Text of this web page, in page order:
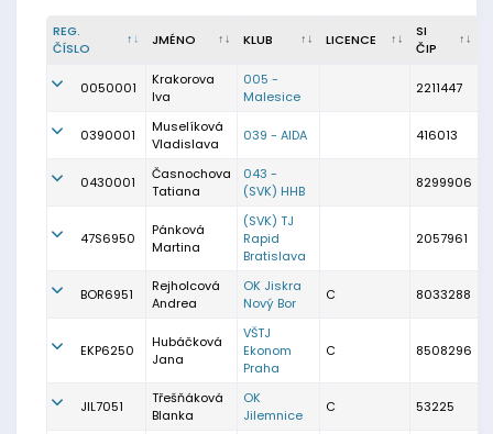
REG.
ČÍSLO
JMÉNO KLUB LICENCE
SI
ČIP
0050001
Krakorova
Iva
005 -
Malesice
2211447
0390001
Muselíková
Vladislava
039 - AIDA 416013
0430001
Časnochova
Tatiana
043 -
(SVK) HHB
8299906
47S6950
Pánková
Martina
(SVK) TJ
Rapid
Bratislava
2057961
BOR6951
Rejholcová
Andrea
OK Jiskra
Nový Bor
C 8033288
EKP6250
Hubáčková
Jana
VŠTJ
Ekonom
Praha
C 8508296
JIL7051
Třešňáková
Blanka
OK
Jilemnice
C 53225